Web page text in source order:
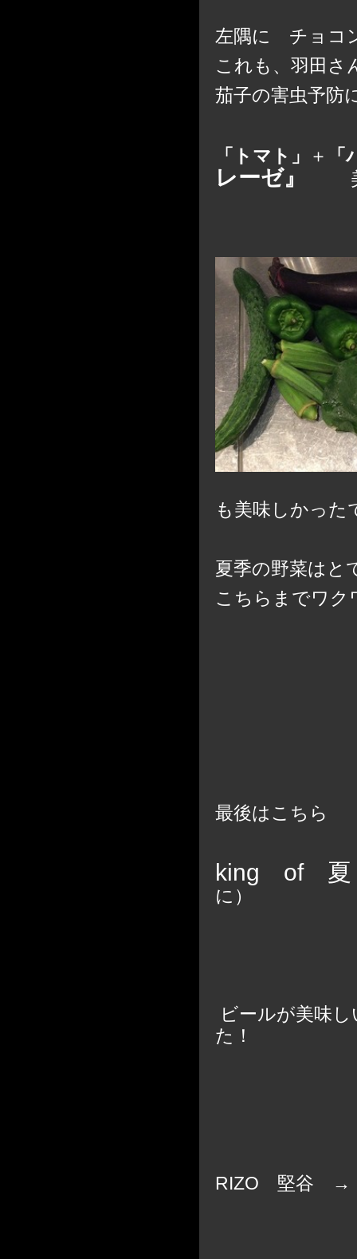
左隅に チョコ
これも、羽田さ
茄子の害虫予防
「トマト」 ＋
レーゼ』
も美味しかった
夏季の野菜はと
こちらまでワク
最後はこちら
king of 夏
に）
ビールが美味
た！
RIZO 堅谷 →